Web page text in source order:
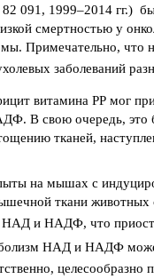
091, 1999–2014 гг.)
смертностью у
Примечательно, что
заболеваний
витамина РР мог
В свою очередь, это
тканей,
на мышах с
ткани
НАД и НАДФ, что
НАД и НАДФ